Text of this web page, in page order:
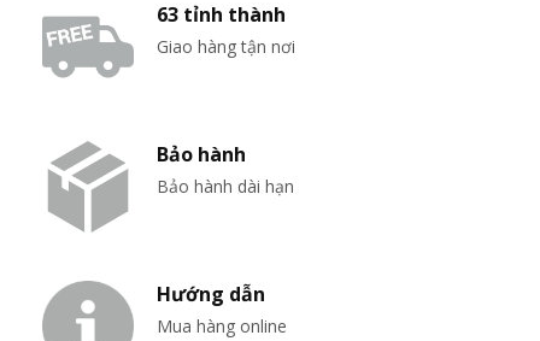
63 tỉnh thành
Giao hàng tận nơi
Bảo hành
Bảo hành dài hạn
Hướng dẫn
Mua hàng online